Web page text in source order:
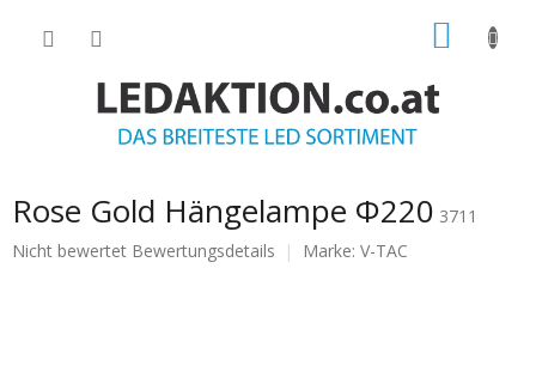
Rose Gold Hängelampe Ф220 3711
Die
Nicht bewertet Bewertungsdetails Marke: V-TAC